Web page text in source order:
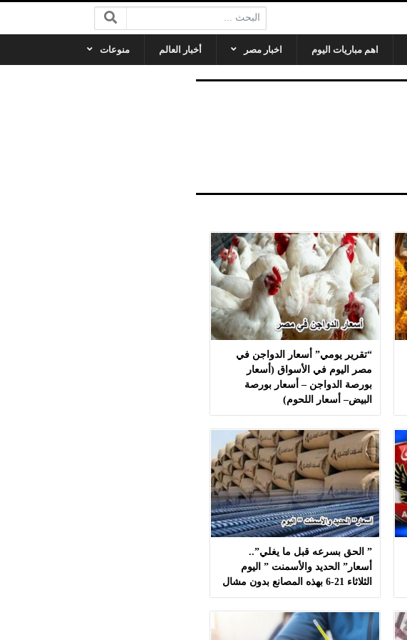
البحث:
اهم مباريات اليوم اخبار مصر أخبار العالم منوعات
“تقرير يومي” أسعار الدواجن في
مصر اليوم في الأسواق (أسعار
بورصة الدواجن – أسعار بورصة
البيض– أسعار اللحوم)
” الحق بسرعه قبل ما يغلي”..
أسعار” الحديد والأسمنت ” اليوم
الثلاثاء 21-6 بهذه المصانع بدون مشال